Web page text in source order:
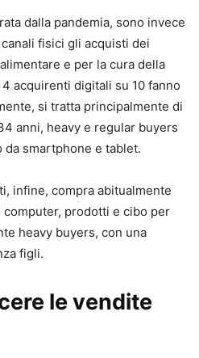
dalla pandemia, sono invece
fisici gli acquisti dei
e per la cura della
acquirenti digitali su 10 fanno
si tratta principalmente di
anni, heavy e regular buyers
smartphone e tablet.
infine, compra abitualmente
prodotti e cibo per
heavy buyers, con una
figli.
le vendite